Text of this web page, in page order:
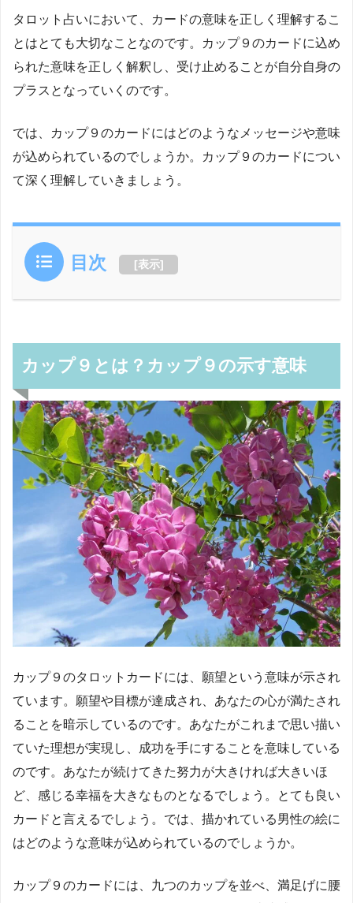
タロット占いにおいて、カードの意味を正しく理解するこ
とはとても大切なことなのです。カップ９のカードに込め
られた意味を正しく解釈し、受け止めることが自分自身の
プラスとなっていくのです。
では、カップ９のカードにはどのようなメッセージや意味
が込められているのでしょうか。カップ９のカードについ
て深く理解していきましょう。
目次 [表示]
カップ９とは？カップ９の示す意味
カップ９のタロットカードには、願望という意味が示され
ています。願望や目標が達成され、あなたの心が満たされ
ることを暗示しているのです。あなたがこれまで思い描い
ていた理想が実現し、成功を手にすることを意味している
のです。あなたが続けてきた努力が大きければ大きいほ
ど、感じる幸福を大きなものとなるでしょう。とても良い
カードと言えるでしょう。では、描かれている男性の絵に
はどのような意味が込められているのでしょうか。
カップ９のカードには、九つのカップを並べ、満足げに腰